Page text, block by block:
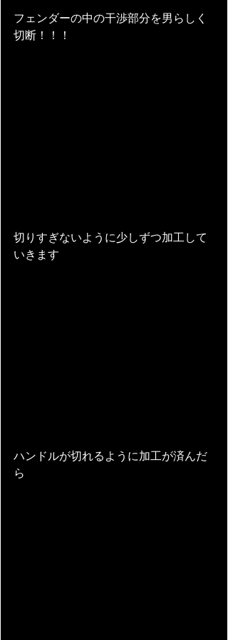
フェンダーの中の干渉部分を男らしく
切断！！！
切りすぎないように少しずつ加工して
いきます
ハンドルが切れるように加工が済んだ
ら